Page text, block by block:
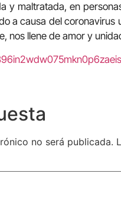
y maltratada, en
a causa del
nos llene de amor y
no será publicada.